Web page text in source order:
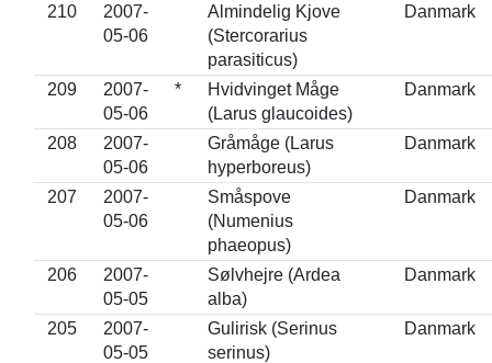
210
2007-
05-06
Almindelig Kjove
(Stercorarius
parasiticus)
Danmark
209
2007-
05-06
*
Hvidvinget Måge
(Larus glaucoides)
Danmark
208
2007-
05-06
Gråmåge (Larus
hyperboreus)
Danmark
207
2007-
05-06
Småspove
(Numenius
phaeopus)
Danmark
206
2007-
05-05
Sølvhejre (Ardea
alba)
Danmark
205
2007-
05-05
Gulirisk (Serinus
serinus)
Danmark